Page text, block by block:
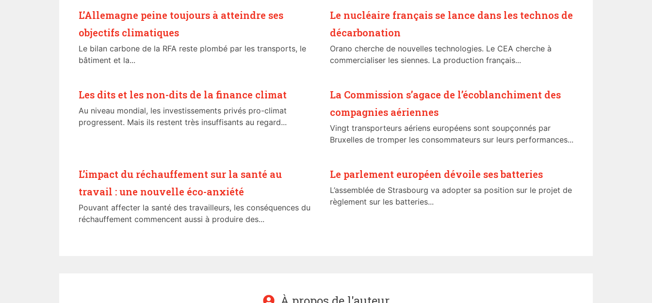
L’Allemagne peine toujours à atteindre ses
objectifs climatiques
Le bilan carbone de la RFA reste plombé par les transports, le
bâtiment et la...
Le nucléaire français se lance dans les technos de
décarbonation
Orano cherche de nouvelles technologies. Le CEA cherche à
commercialiser les siennes. La production français...
Les dits et les non-dits de la finance climat
Au niveau mondial, les investissements privés pro-climat
progressent. Mais ils restent très insuffisants au regard...
La Commission s’agace de l’écoblanchiment des
compagnies aériennes
Vingt transporteurs aériens européens sont soupçonnés par
Bruxelles de tromper les consommateurs sur leurs performances...
L’impact du réchauffement sur la santé au
travail : une nouvelle éco-anxiété
Pouvant affecter la santé des travailleurs, les conséquences du
réchauffement commencent aussi à produire des...
Le parlement européen dévoile ses batteries
L’assemblée de Strasbourg va adopter sa position sur le projet de
règlement sur les batteries...